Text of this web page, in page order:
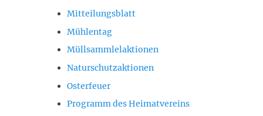
Mitteilungsblatt
Mühlentag
Müllsammlelaktionen
Naturschutzaktionen
Osterfeuer
Programm des Heimatvereins